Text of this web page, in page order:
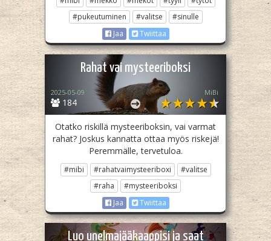
#pukeutuminen
#valitse
#sinulle
Jaa
Twiittaa
Rahat vai mysteeriboksi
184
2025-05-09 MiBi
Otatko riskillä mysteeriboksin, vai varmat
rahat? Joskus kannatta ottaa myös riskejä!
Peremmälle, tervetuloa.
#mibi #rahatvaimysteeriboxi
#valitse
#raha
#mysteeriboksi
Jaa
Twiittaa
Luo unelmajääkaappisi ja saat